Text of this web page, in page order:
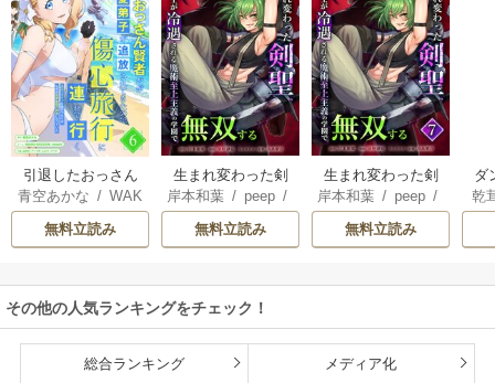
引退したおっさん
賢者だが愛弟子が
追放されてきたの
で傷心旅行に連れ
イフな旅のつもり
が、なぜか世界最
強の師弟になって
版】
青空あかな /WAK
ANA KURAGUCHI
pallet/アイラ
listaSTUDIO
無料立読み
生まれ変わった剣
聖、剣士が冷遇さ
れる魔術至上主義
の学園で無双する
岸本和葉/ peep/
染野静也/桑島黎
/taskey STUDI
無料立読み
生まれ変わった剣
聖、剣士が冷遇さ
れる魔術至上主義
の学園で無双する
岸本和葉/ peep/
染野静也/桑島黎
/taskey STUDI
無料立読み
ダ
込
乾
庫
その他の人気ランキングをチェック！
総合ランキング メディア化